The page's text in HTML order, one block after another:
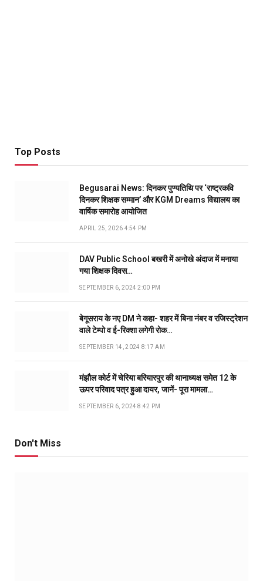
Top Posts
Begusarai News: दिनकर पुण्यतिथि पर ‘राष्ट्रकवि
दिनकर शिक्षक सम्मान’ और KGM Dreams विद्यालय का
वार्षिक समारोह आयोजित
APRIL 25, 2026 4:54 PM
DAV Public School बखरी में अनोखे अंदाज में मनाया
गया शिक्षक दिवस…
SEPTEMBER 6, 2024 2:00 PM
बेगूसराय के नए DM ने कहा- शहर में बिना नंबर व रजिस्ट्रेशन
वाले टेम्पो व ई-रिक्शा लगेगी रोक…
SEPTEMBER 14, 2024 8:17 AM
मंझौल कोर्ट में चेरिया बरियारपुर की थानाध्यक्ष समेत 12 के
ऊपर परिवाद पत्र हुआ दायर, जानें- पूरा मामला…
SEPTEMBER 6, 2024 8:42 PM
Don't Miss